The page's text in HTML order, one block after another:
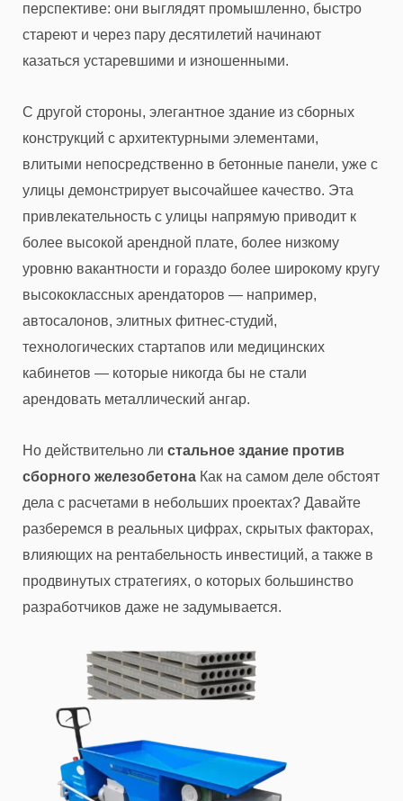
перспективе: они выглядят промышленно, быстро
стареют и через пару десятилетий начинают
казаться устаревшими и изношенными.
С другой стороны, элегантное здание из сборных
конструкций с архитектурными элементами,
влитыми непосредственно в бетонные панели, уже с
улицы демонстрирует высочайшее качество. Эта
привлекательность с улицы напрямую приводит к
более высокой арендной плате, более низкому
уровню вакантности и гораздо более широкому кругу
высококлассных арендаторов — например,
автосалонов, элитных фитнес-студий,
технологических стартапов или медицинских
кабинетов — которые никогда бы не стали
арендовать металлический ангар.
Но действительно ли стальное здание против
сборного железобетона Как на самом деле обстоят
дела с расчетами в небольших проектах? Давайте
разберемся в реальных цифрах, скрытых факторах,
влияющих на рентабельность инвестиций, а также в
продвинутых стратегиях, о которых большинство
разработчиков даже не задумывается.